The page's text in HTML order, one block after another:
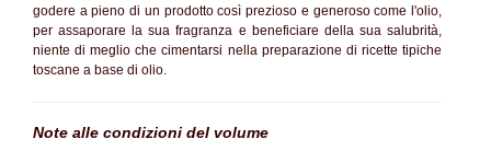
godere a pieno di un prodotto così prezioso e generoso come l'olio,
per assaporare la sua fragranza e beneficiare della sua salubrità,
niente di meglio che cimentarsi nella preparazione di ricette tipiche
toscane a base di olio.
Note alle condizioni del volume